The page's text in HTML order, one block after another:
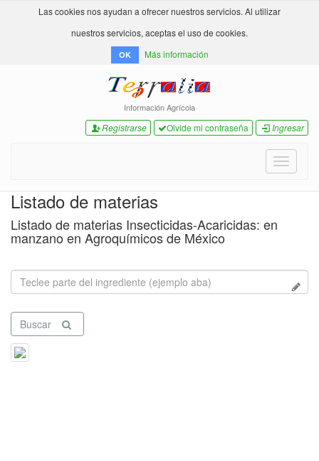
Las cookies nos ayudan a ofrecer nuestros servicios. Al utilizar
nuestros servicios, aceptas el uso de cookies.
OK Más información
Información Agrícola
Registrarse Olvide mi contraseña Ingresar
Toggle
Listado de materias
Listado de materias Insecticidas-Acaricidas: en
manzano en Agroquímicos de México
Buscar